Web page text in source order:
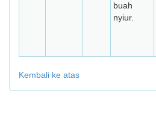
buah
nyiur.
Kembali ke atas